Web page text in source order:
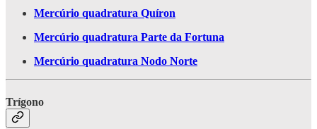
Mercúrio quadratura Quíron
Mercúrio quadratura Parte da Fortuna
Mercúrio quadratura Nodo Norte
Trígono